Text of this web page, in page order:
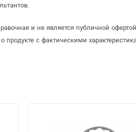
и не является публичной
с фактическими